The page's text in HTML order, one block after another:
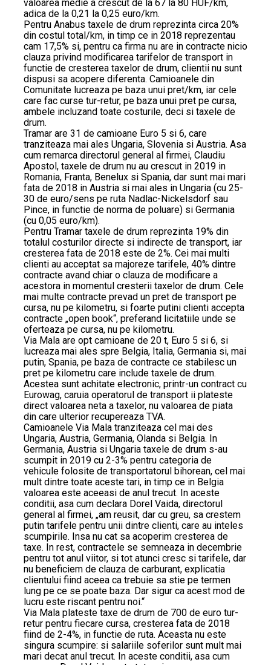
valoarea medie a crescut de la 67 la 80 HUF/km,
adica de la 0,21 la 0,25 euro/km.
Pentru Anabus taxele de drum reprezinta circa 20%
din costul total/km, in timp ce in 2018 reprezentau
cam 17,5% si, pentru ca firma nu are in contracte nicio
clauza privind modificarea tarifelor de transport in
functie de cresterea taxelor de drum, clientii nu sunt
dispusi sa acopere diferenta. Camioanele din
Comunitate lucreaza pe baza unui pret/km, iar cele
care fac curse tur-retur, pe baza unui pret pe cursa,
ambele incluzand toate costurile, deci si taxele de
drum.
Tramar are 31 de camioane Euro 5 si 6, care
tranziteaza mai ales Ungaria, Slovenia si Austria. Asa
cum remarca directorul general al firmei, Claudiu
Apostol, taxele de drum nu au crescut in 2019 in
Romania, Franta, Benelux si Spania, dar sunt mai mari
fata de 2018 in Austria si mai ales in Ungaria (cu 25-
30 de euro/sens pe ruta Nadlac-Nickelsdorf sau
Pince, in functie de norma de poluare) si Germania
(cu 0,05 euro/km).
Pentru Tramar taxele de drum reprezinta 19% din
totalul costurilor directe si indirecte de transport, iar
cresterea fata de 2018 este de 2%. Cei mai multi
clienti au acceptat sa majoreze tarifele, 40% dintre
contracte avand chiar o clauza de modificare a
acestora in momentul cresterii taxelor de drum. Cele
mai multe contracte prevad un pret de transport pe
cursa, nu pe kilometru, si foarte putini clienti accepta
contracte „open book“, preferand licitatiile unde se
oferteaza pe cursa, nu pe kilometru.
Via Mala are opt camioane de 20 t, Euro 5 si 6, si
lucreaza mai ales spre Belgia, Italia, Germania si, mai
putin, Spania, pe baza de contracte ce stabilesc un
pret pe kilometru care include taxele de drum.
Acestea sunt achitate electronic, printr-un contract cu
Eurowag, caruia operatorul de transport ii plateste
direct valoarea neta a taxelor, nu valoarea de piata
din care ulterior recupereaza TVA.
Camioanele Via Mala tranziteaza cel mai des
Ungaria, Austria, Germania, Olanda si Belgia. In
Germania, Austria si Ungaria taxele de drum s-au
scumpit in 2019 cu 2-3% pentru categoria de
vehicule folosite de transportatorul bihorean, cel mai
mult dintre toate aceste tari, in timp ce in Belgia
valoarea este aceeasi de anul trecut. In aceste
conditii, asa cum declara Dorel Vaida, directorul
general al firmei, „am reusit, dar cu greu, sa crestem
putin tarifele pentru unii dintre clienti, care au inteles
scumpirile. Insa nu cat sa acoperim cresterea de
taxe. In rest, contractele se semneaza in decembrie
pentru tot anul viitor, si tot atunci cresc si tarifele, dar
nu beneficiem de clauza de carburant, explicatia
clientului fiind aceea ca trebuie sa stie pe termen
lung pe ce se poate baza. Dar sigur ca acest mod de
lucru este riscant pentru noi.“
Via Mala plateste taxe de drum de 700 de euro tur-
retur pentru fiecare cursa, cresterea fata de 2018
fiind de 2-4%, in functie de ruta. Aceasta nu este
singura scumpire: si salariile soferilor sunt mult mai
mari decat anul trecut. In aceste conditii, asa cum